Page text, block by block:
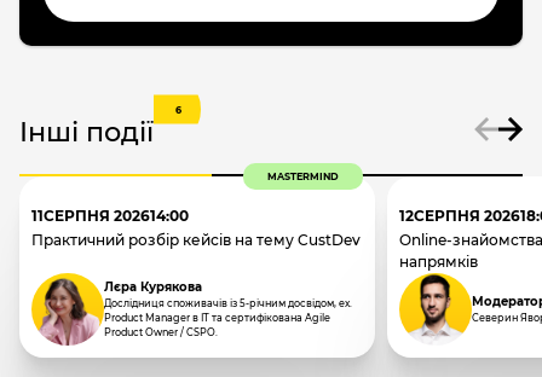
Інші події
6
MASTERMIND
11СЕРПНЯ 202614:00
Практичний розбір кейсів на тему CustDev
Лєра Курякова
Дослідниця споживачів із 5-річним досвідом, ex.
Product Manager в IT та сертифікована Agile
Product Owner / CSPO.
12СЕРПНЯ 2026
Online-
напрямків
Северин